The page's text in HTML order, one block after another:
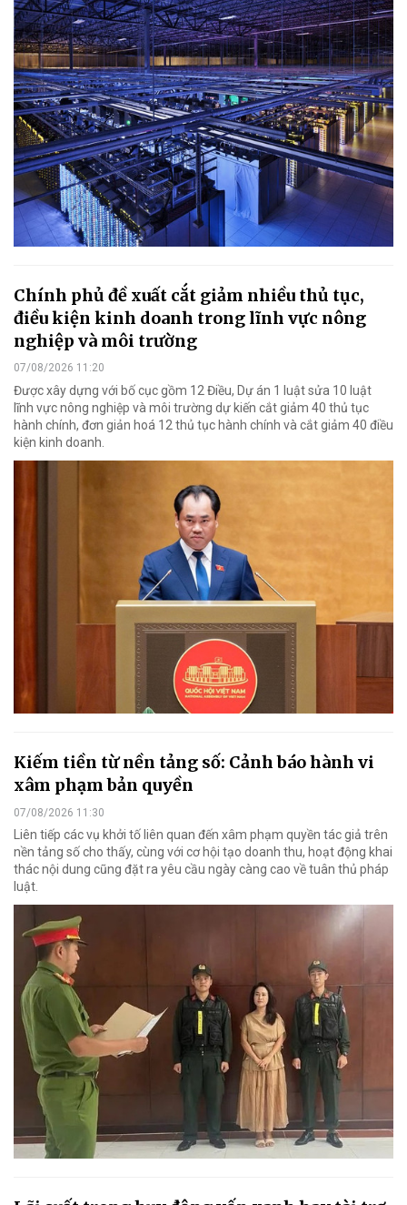
Chính phủ đề xuất cắt giảm nhiều thủ tục,
điều kiện kinh doanh trong lĩnh vực nông
nghiệp và môi trường
07/08/2026 11:20
Được xây dựng với bố cục gồm 12 Điều, Dự án 1 luật sửa 10 luật
lĩnh vực nông nghiệp và môi trường dự kiến cắt giảm 40 thủ tục
hành chính, đơn giản hoá 12 thủ tục hành chính và cắt giảm 40 điều
kiện kinh doanh.
Kiếm tiền từ nền tảng số: Cảnh báo hành vi
xâm phạm bản quyền
07/08/2026 11:30
Liên tiếp các vụ khởi tố liên quan đến xâm phạm quyền tác giả trên
nền tảng số cho thấy, cùng với cơ hội tạo doanh thu, hoạt động khai
thác nội dung cũng đặt ra yêu cầu ngày càng cao về tuân thủ pháp
luật.